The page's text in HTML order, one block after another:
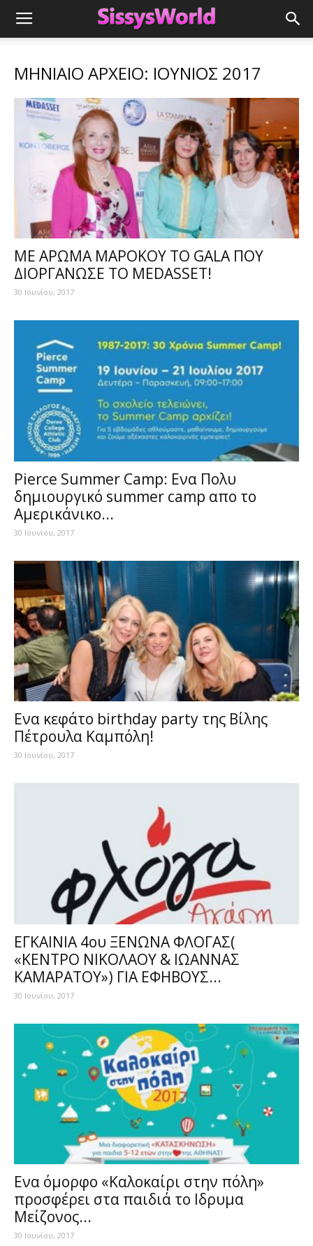
ΜΗΝΙΑΊΟ ΑΡΧΕΊΟ: ΙΟΎΝΙΟΣ 2017
ME ΑΡΩΜΑ ΜΑΡΟΚΟΥ ΤΟ GALA ΠΟΥ
ΔΙΟΡΓΑΝΩΣΕ ΤΟ MEDASSEΤ!
30 Ιουνίου, 2017
Pierce Summer Camp: Ενα Πολυ
δημιουργικό summer camp απο το
Αμερικάνικο...
30 Ιουνίου, 2017
Ενα κεφάτο birthday party της Βίλης
Πέτρουλα Καμπόλη!
30 Ιουνίου, 2017
EΓΚΑΙΝΙΑ 4ου ΞΕΝΩΝΑ ΦΛΟΓΑΣ(
«ΚΕΝΤΡΟ ΝΙΚΟΛΑΟΥ & ΙΩΑΝΝΑΣ
ΚΑΜΑΡΑΤΟΥ») ΓΙΑ ΕΦΗΒΟΥΣ...
30 Ιουνίου, 2017
Ενα όμορφο «Καλοκαίρι στην πόλη»
προσφέρει στα παιδιά το Ιδρυμα
Μείζονος...
30 Ιουνίου, 2017